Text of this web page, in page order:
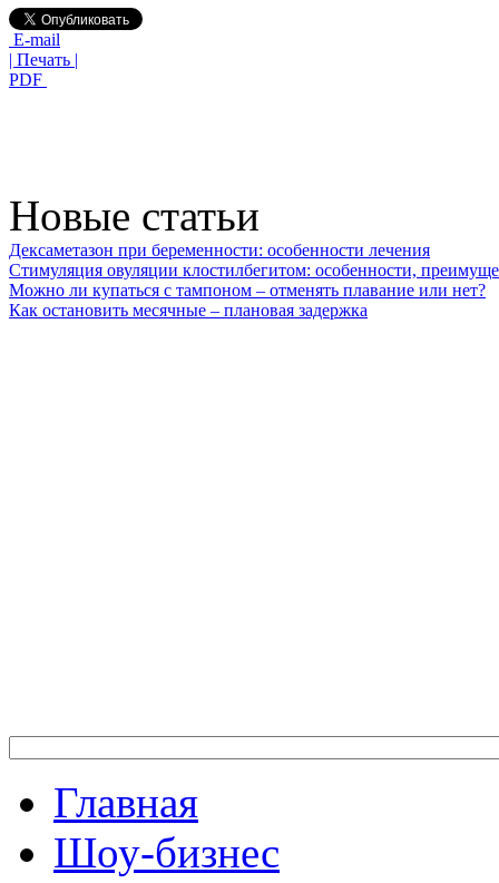
E-mail
| Печать |
PDF
Новые статьи
Дексаметазон при беременности: особенности лечения
Стимуляция овуляции клостилбегитом: особенности,
Можно ли купаться с тампоном – отменять плавание или нет?
Как остановить месячные – плановая задержка
Главная
Шоу-бизнес